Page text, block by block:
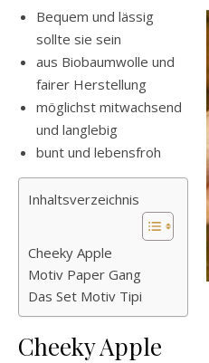
Bequem und lässig
sollte sie sein
aus Biobaumwolle und
fairer Herstellung
möglichst mitwachsend
und langlebig
bunt und lebensfroh
Inhaltsverzeichnis
Cheeky Apple
Motiv Paper Gang
Das Set Motiv Tipi
Cheeky Apple